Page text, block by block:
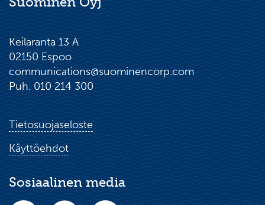
Keilaranta 13 A
02150 Espoo
communications@suominencorp.com
Puh. 010 214 300
Tietosuojaseloste
Käyttöehdot
Sosiaalinen media